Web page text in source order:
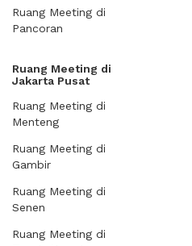
Ruang Meeting di
Pancoran
Ruang Meeting di
Jakarta Pusat
Ruang Meeting di
Menteng
Ruang Meeting di
Gambir
Ruang Meeting di
Senen
Ruang Meeting di